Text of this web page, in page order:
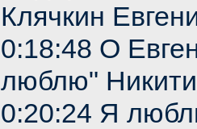
Клячкин
0:18:48 О
люблю"
0:20:24 Я